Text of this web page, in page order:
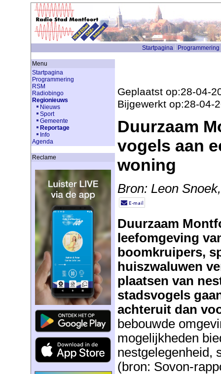
Startpagina Programmering
Menu
Startpagina
Programmering
RSM
Radiobingo
Regionieuws
Nieuws
Sport
Gemeente
Reportage
Info
Agenda
Reclame
Geplaatst op:28-04-
Bijgewerkt op:28-04-
Duurzaam
vogels aan
woning
Bron: Leon
Duurzaam
leefomgeving
boomkruipers,
huiszwaluwen
plaatsen van
stadsvogels
achteruit dan
bebouwde
mogelijkheden
nestgelegenheid,
(bron: Sovon-